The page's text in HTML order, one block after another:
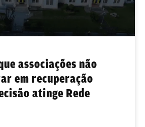
associações não
em recuperação
atinge Rede